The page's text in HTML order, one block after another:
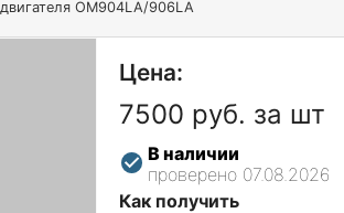
OM904LA/906LA
Цена:
7500 руб. за шт
В наличии
проверено 07.08.2026
Как получить